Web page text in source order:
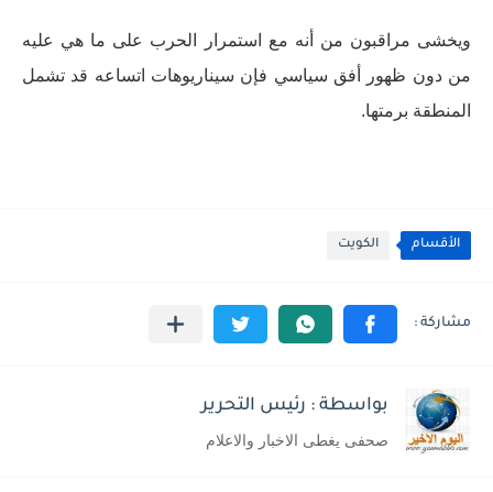
ويخشى مراقبون من أنه مع استمرار الحرب على ما هي عليه
من دون ظهور أفق سياسي فإن سيناريوهات اتساعه قد تشمل
المنطقة برمتها.
الأقسام الكويت
بواسطة : رئيس التحرير
صحفى يغطى الاخبار والاعلام